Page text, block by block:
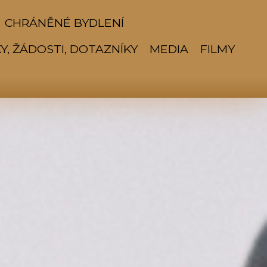
CHRÁNĚNÉ BYDLENÍ
ŽÁDOSTI, DOTAZNÍKY
MEDIA FILMY